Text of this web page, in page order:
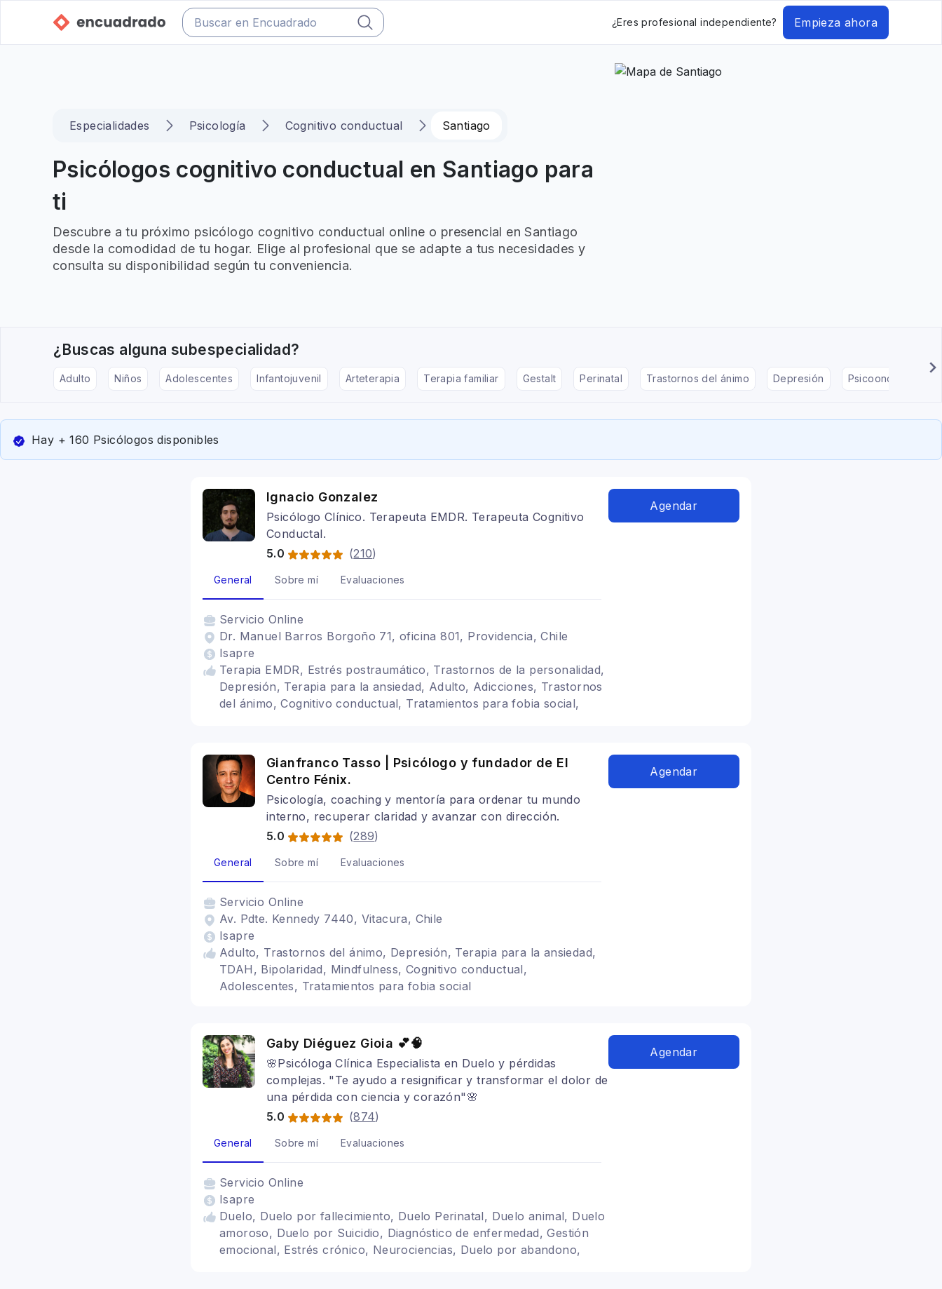
¿Eres profesional independiente? Empieza ahora
Especialidades Psicología Cognitivo conductual Santiago
Psicólogos cognitivo conductual en Santiago para
ti
Descubre a tu próximo psicólogo cognitivo conductual online o presencial en Santiago
desde la comodidad de tu hogar. Elige al profesional que se adapte a tus necesidades y
consulta su disponibilidad según tu conveniencia.
¿Buscas alguna subespecialidad?
Adulto Niños Adolescentes Infantojuvenil Arteterapia Terapia familiar Gestalt Perinatal Trastornos del ánimo Depresión Psicooncología
Hay + 160 Psicólogos disponibles
Ignacio Gonzalez
Psicólogo Clínico. Terapeuta EMDR. Terapeuta Cognitivo
Conductal.
5.0
(210)
General Sobre mí Evaluaciones
Servicio Online
Dr. Manuel Barros Borgoño 71, oficina 801, Providencia, Chile
Isapre
Terapia EMDR, Estrés postraumático, Trastornos de la personalidad,
Depresión, Terapia para la ansiedad, Adulto, Adicciones, Trastornos
del ánimo, Cognitivo conductual, Tratamientos para fobia social,
Agendar
Gianfranco Tasso | Psicólogo y fundador de El
Centro Fénix.
Psicología, coaching y mentoría para ordenar tu mundo
interno, recuperar claridad y avanzar con dirección.
5.0
(289)
General Sobre mí Evaluaciones
Servicio Online
Av. Pdte. Kennedy 7440, Vitacura, Chile
Isapre
Adulto, Trastornos del ánimo, Depresión, Terapia para la ansiedad,
TDAH, Bipolaridad, Mindfulness, Cognitivo conductual,
Adolescentes, Tratamientos para fobia social
Agendar
Gaby Diéguez Gioia 💕🧠
🌸Psicóloga Clínica Especialista en Duelo y pérdidas
complejas. "Te ayudo a resignificar y transformar el dolor de
una pérdida con ciencia y corazón"🌸
5.0
(874)
General Sobre mí Evaluaciones
Servicio Online
Isapre
Duelo, Duelo por fallecimiento, Duelo Perinatal, Duelo animal, Duelo
amoroso, Duelo por Suicidio, Diagnóstico de enfermedad, Gestión
emocional, Estrés crónico, Neurociencias, Duelo por abandono,
Agendar